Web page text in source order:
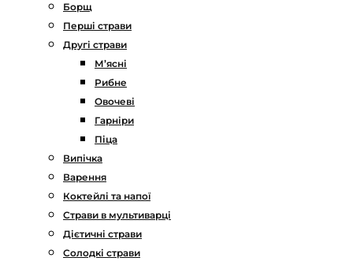
Борщ
Перші страви
Другі страви
М’ясні
Рибне
Овочеві
Гарніри
Піца
Випічка
Варення
Коктейлі та напої
Страви в мультиварці
Дієтичні страви
Солодкі страви